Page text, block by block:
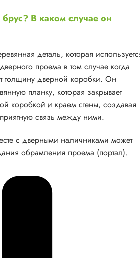
В каком случае он
деталь, которая
проема в том случае когда
толщину дверной коробки. Он
планку, которая закрывает
коробкой и краем стены, создавая
связь между ними.
с дверными наличниками может
обрамления проема (портал).